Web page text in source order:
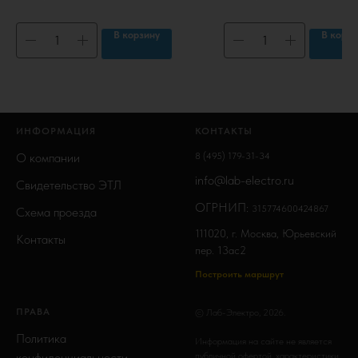
В корзину В
ИНФОРМАЦИЯ
О компании
Свидетельство ЭТЛ
Схема проезда
Контакты
КОНТАКТЫ
8 (495) 179-31-34
info@lab-electro.ru
ОГРНИП: 315774600424867
111020, г. Москва, Юрьевский
пер. 13ас2
Построить маршрут
ПРАВА
Политика
© Лаб-Электро, 2026.
Информация на сайте не является